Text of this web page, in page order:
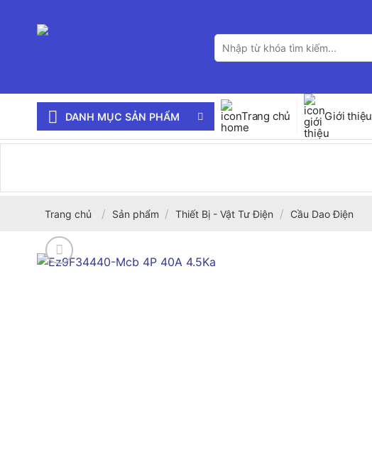
Tìm
kiếm:
DANH MỤC SẢN PHẨM Trang chủ Giới thiệu
Trang chủ / Sản phẩm / Thiết Bị - Vật Tư Điện / Cầu Dao Điện